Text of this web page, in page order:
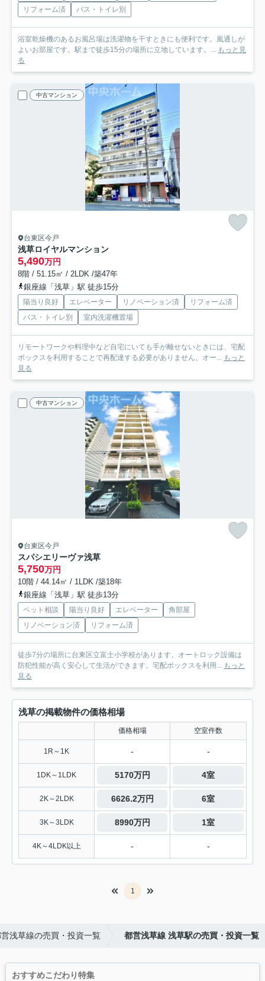
リフォーム済 バス・トイレ別
浴室乾燥機のあるお風呂場は洗濯物を干すときにも便利です。風通しが
よいお部屋です。駅まで徒歩15分の場所に立地しています。... もっと見
る
中古マンション
台東区今戸
浅草ロイヤルマンション
5,490万円
8階 / 51.15㎡ / 2LDK /築47年
銀座線「浅草」駅 徒歩15分
陽当り良好 エレベーター リノベーション済
リフォーム済
バス・トイレ別
室内洗濯機置場
リモートワークや料理中など自宅にいても手が離せないときには、宅配
ボックスを利用することで再配達する必要がありません。オー... もっと
見る
中古マンション
台東区今戸
スパシエリーヴァ浅草
5,750万円
10階 / 44.14㎡ / 1LDK /築18年
銀座線「浅草」駅 徒歩13分
ペット相談 陽当り良好 エレベーター
角部屋
リノベーション済
リフォーム済
徒歩7分の場所に台東区立富士小学校があります。オートロック設備は
防犯性能が高く安心して生活ができます。宅配ボックスを利用... もっと
見る
浅草の掲載物件の価格相場
価格相場 空室件数
1R～1K - -
1DK～1LDK 5170万円 4室
2K～2LDK 6626.2万円 6室
3K～3LDK 8990万円 1室
4K～4LDK以上 - -
1
浅草線の売買・投資一覧 都営浅草線 浅草駅の売買・投資一覧
おすすめこだわり特集